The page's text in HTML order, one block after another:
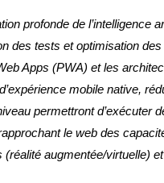
profonde de
des tests et optimisation
Apps (PWA) et les
mobile native,
permettront
le web des
augmentée/virtuelle)